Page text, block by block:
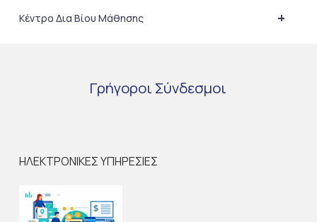
+
Κέντρο Δια Βίου Μάθησης
Γρήγοροι Σύνδεσμοι
ΗΛΕΚΤΡΟΝΙΚΕΣ ΥΠΗΡΕΣΙΕΣ